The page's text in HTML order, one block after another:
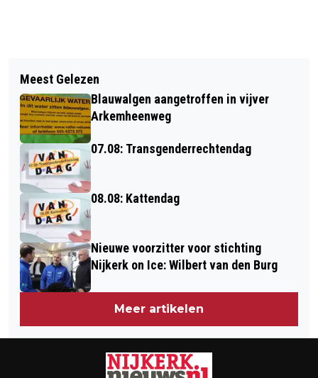
STORING GEMEENTE NIJKERK:
ONLINEDIENSTEN BURGERZAKEN
PLAT
14 AUGUSTUS: VISNACHT BIJ
HENGELSPORTVERENIGING HOOP OP
GELUK
Meest Gelezen
Blauwalgen aangetroffen in vijver
Arkemheenweg
07.08: Transgenderrechtendag
08.08: Kattendag
Nieuwe voorzitter voor stichting
Nijkerk on Ice: Wilbert van den Burg
Meer artikelen